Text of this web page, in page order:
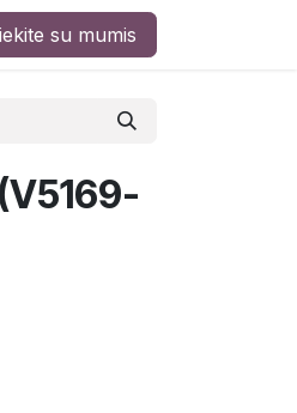
su mumis